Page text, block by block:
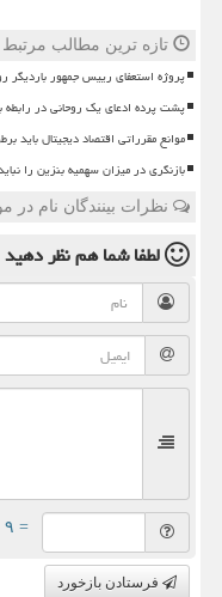
تازه ترین مطالب مرتبط
پروژه استعفای رییس جمهور باردیگر
پشت پرده ادعای یک روحانی در رابطه با ۲۸ بار استعفای مسعود
موانع مقرراتی اقتصاد دیجیتال باید
بازنگری در میزان سهمیه بنزین را
نظرات بینندگان نام در
لطفا شما همنظر دهید
= ۹ بعلاوه ۴
فرستادن بازخورد